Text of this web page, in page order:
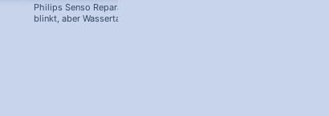
Philips Senso Reparatur: Blaue LED
blinkt, aber Wassertank voll?